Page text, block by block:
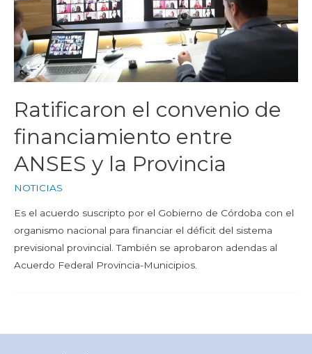
Ratificaron el convenio de
financiamiento entre
ANSES y la Provincia
NOTICIAS
Es el acuerdo suscripto por el Gobierno de Córdoba con el
organismo nacional para financiar el déficit del sistema
previsional provincial. También se aprobaron adendas al
Acuerdo Federal Provincia-Municipios.